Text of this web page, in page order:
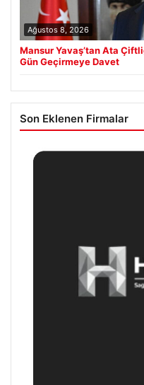
Ağustos 8, 2026
Mansur Yavaş’tan Ata
Gün Geçirmeye Davet
Son Eklenen Firmalar